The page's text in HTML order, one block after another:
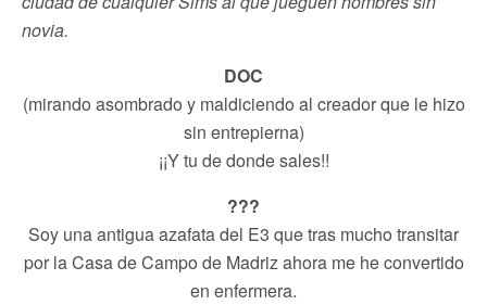
novia.
DOC
(mirando asombrado y maldiciendo al creador que le hizo
sin entrepierna)
¡¡Y tu de donde sales!!
???
Soy una antigua azafata del E3 que tras mucho transitar
por la Casa de Campo de Madriz ahora me he convertido
en enfermera.